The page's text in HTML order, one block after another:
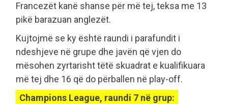
Francezët kanë shanse për më tej, teksa me 13
pikë barazuan anglezët.
Kujtojmë se ky është raundi i parafundit i
ndeshjeve në grupe dhe javën që vjen do
mësohen zyrtarisht tëtë skuadrat e kualifikuara
më tej dhe 16 që do përballen në play-off.
Champions League, raundi 7 në grup: